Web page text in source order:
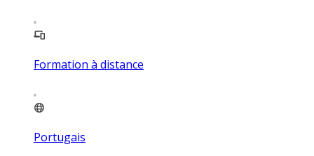
Formation à distance
Portugais